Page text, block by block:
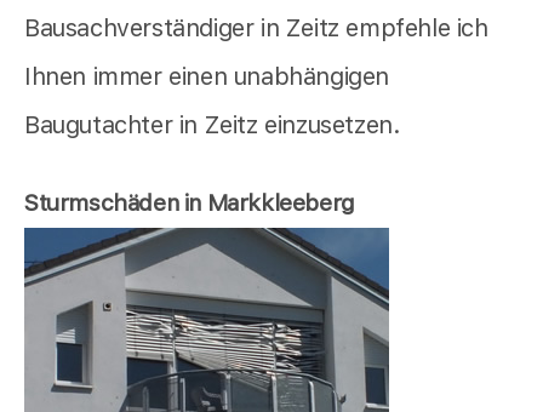
Bausachverständiger in Zeitz empfehle ich
Ihnen immer einen unabhängigen
Baugutachter in Zeitz einzusetzen.
Sturmschäden in Markkleeberg